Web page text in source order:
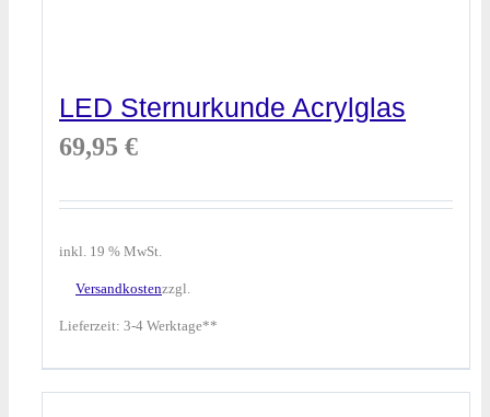
LED Sternurkunde Acrylglas
69,95 €
inkl. 19 % MwSt.
zzgl.
Versandkosten
Lieferzeit: 3-4 Werktage**